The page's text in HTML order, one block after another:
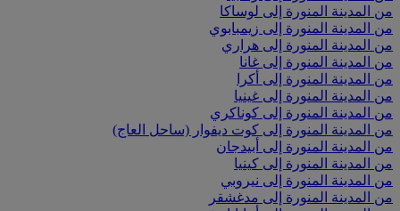
من المدينة المنورة إلى لوساكا
من المدينة المنورة إلى زيمبابوي
من المدينة المنورة إلى هراري
من المدينة المنورة إلى غانا
من المدينة المنورة إلى أكرا
من المدينة المنورة إلى غينيا
من المدينة المنورة إلى كوناكري
من المدينة المنورة إلى كوت ديفوار (ساحل العاج)
من المدينة المنورة إلى أبيدجان
من المدينة المنورة إلى كينيا
من المدينة المنورة إلى نيروبي
من المدينة المنورة إلى مدغشقر